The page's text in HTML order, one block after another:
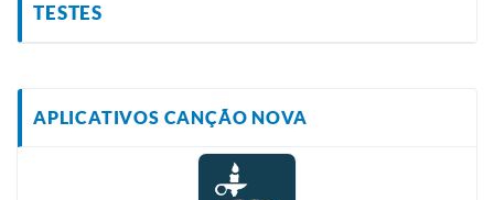
TESTES
APLICATIVOS CANÇÃO NOVA